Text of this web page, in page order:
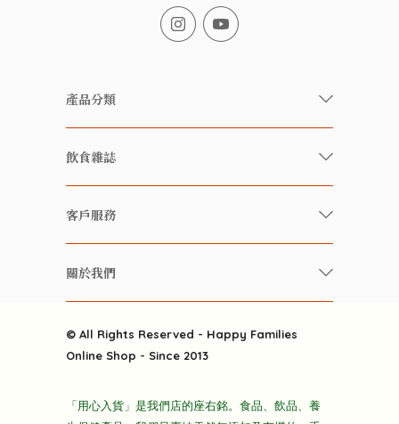
產品分類
有機/無農藥新鮮蔬果
有機 / 無添加飲品
養生保健好東西
酒類
雜貨部
折上折大特價
飲食雜誌
快樂家庭 飲食雜誌
雲南搜食記
粒粒皆辛苦
快樂電視台
客戶服務
常見問題
關於我們
送貨
隱私政策
© All Rights Reserved - Happy Families
Online Shop - Since 2013
「用心入貨」是我們店的座右銘。食品、飲品、養